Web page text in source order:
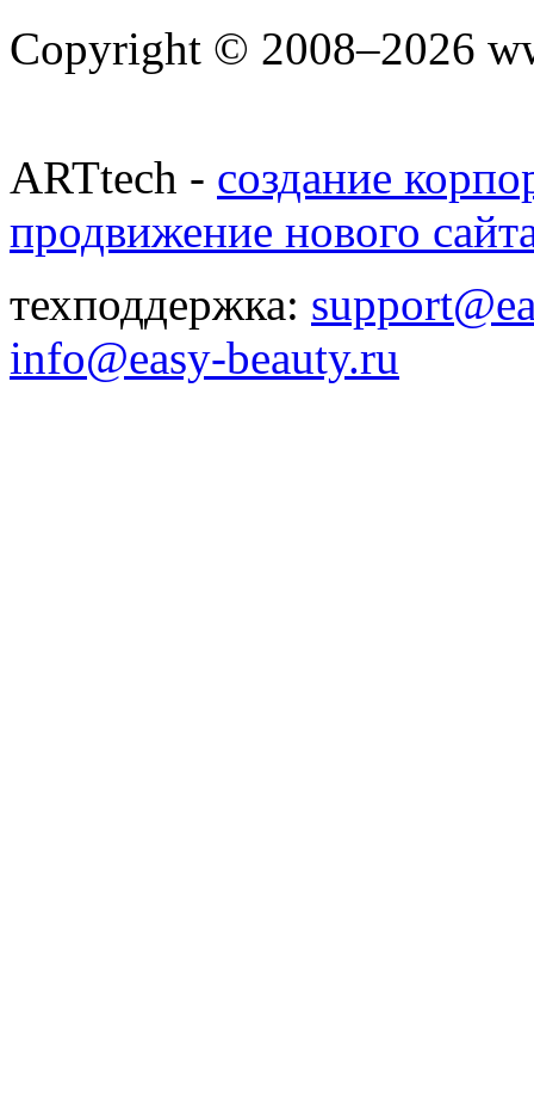
Copyright © 2008–2026
ARTtech - создание
продвижение нового
техподдержка:
info@easy-beauty.ru